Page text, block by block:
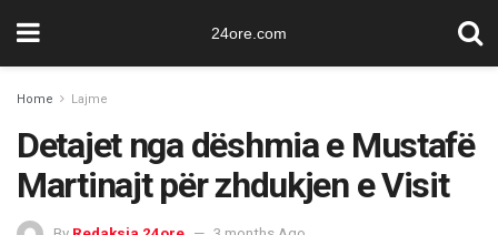
24ore.com
Home Lajme
Detajet nga dëshmia e Mustafë
Martinajt për zhdukjen e Visit